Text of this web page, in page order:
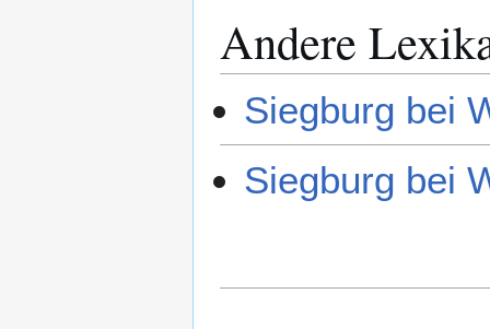
Andere
Siegburg bei
Siegburg bei